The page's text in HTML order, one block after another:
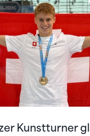
Memorial
Kunstturner